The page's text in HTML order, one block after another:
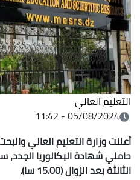
التعليم العالي
05/08/2024 - 11:42
أعلنت وزارة التعليم العالي والبحث
حاملي شهادة البكالوريا الجدد،
الثالثة بعد الزوال (15.00 سا).